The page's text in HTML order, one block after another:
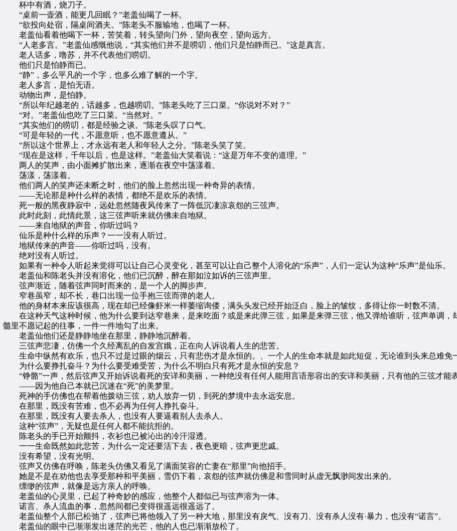
杯中有酒，烧刀子。
“桌前一壶酒，能更几回眠？”老盖仙喝了一杯。
“欲投向处宿，隔桌间酒夫。”陈老头不服输地，也喝了一杯。
老盖仙看着他喝下一杯，苦笑着，转头望向门外，望向夜空，望向远方。
“人老多言。”老盖仙感慨他说，“其实他们并不是唠叨，他们只是怕静而已。”这是真言。
老人话多，噜苏，并不代表他们唠叨。
他们只是怕静而已。
“静”，多么平凡的一个字，也多么难了解的一个字。
老人多言，是怕无语。
动物出声，是怕静。
“所以年纪越老的，话越多，也越唠叨。”陈老头吃了三口菜。“你说对不对？”
“对。”老盖仙也吃了三口菜。“当然对。”
“其实他们的唠叨，都是经验之谈。”陈老头叹了口气。
“可是年轻的一代，不愿意听，也不愿意遵从。”
“所以这个世界上，才永远有老人和年轻人之分。”陈老头笑了笑。
“现在是这样，千年以后，也是这样。”老盖仙大笑着说：“这是万年不变的道理。”
两人的笑声，由小面摊扩散出来，逐渐在夜空中荡漾着。
荡漾，荡漾着。
他们两人的笑声还未断之时，他们的脸上忽然出现一种奇异的表情。
——无论那是种什么样的表情，都绝不是欢乐的表情。
死一般的黑夜静寂中，远处忽然随夜风传来了一阵低沉凄凉哀怨的三弦声。
此时此刻，此情此景，这三弦声听来就仿佛未自地狱。
——来自地狱的声音，你听过吗？
仙乐是种什么样的乐声？一一没有人听过。
地狱传来的声音——你听过吗，没有。
绝对没有人听过。
如果有一种令人听起来觉得可以让自己心灵变化，甚至可以让自己整个人溶化的“乐声”，人们一定认为这种“乐声”是仙乐。
老盖仙和陈老头并没有溶化，他们已沉醉，醉在那如泣如诉的三弦声里。
弦声渐近，随着弦声同时而来的，是一个人的脚步声。
窄巷虽窄，却不长，巷口出现一位手抱三弦而弹的老人。
他的身材本来应该很高，现在却已经像虾米一样萎缩询偻，满头头发已经开始泛白，脸上的皱纹，多得让你一时数不清。
在这种天气这种时候，他为什么要到达窄巷来，是来吃面？或是来此弹三弦，如果是来弹三弦，他又弹给谁听，弦声单调，
髓里不愿记起的往事，一件一件地勾了出来。
老盖仙他们还是静静地坐在那里，静静地沉醉着。
三弦声悲凄，仿佛一个久经离乱的自发宫娥，正在向人诉说着人生的悲苦。
生命中纵然有欢乐，也只不过是过眼的烟云，只有悲伤才是永恒的。、一个人的生命本就是如此短促，无论谁到头来总难免
为什么要挣扎奋斗？为什么要受难受苦，为什么不明白只有死才是永恒的安息？
“铮骼”一声，然后弦声又开始诉说着死的安详和美丽，一种绝没有任何人能用言语形容出的安详和美丽，只有他的三弦才能表
——因为他自己本就已沉迷在“死”的美梦里。
死神的手仿佛也在帮着他拨动三弦，劝人放弃一切，到死的梦境中去永远安息。
在那里，既没有苦难，也不必再为任何人挣扎奋斗。
在那里，既没有人要去杀人，也没有人要逼着别人去杀人。
这种“弦声”，无疑也是任何人都不能抗拒的。
陈老头的手已开始颤抖，衣衫也已被沁出的冷汗湿透。
一一生命既然如此悲苦，为什么一定还要活下去，夜色更暗，弦声更悲戚。
没有希望，没有光明。
弦声又仿佛在呼唤，陈老头仿佛又看见了满面笑容的亡妻在“那里”向他招手。
她是不是在劝他也去享受那种和平美丽，雪仍下着，哀怨的弦声就仿佛是和雪同时从虚无飘渺间发出来的。
缥缈的弦声，就像是远方亲人的呼唤。
老盖仙的心灵里，已起了种奇妙的感应，他整个人都似已与弦声溶为一体。
诺言、杀人流血的事，忽然间都已变得很遥远很遥远了。
老盖仙整个人部已松弛了，弦声已将他领入了另一种大地，那里没有戾气、没有刀、没有杀人没有·暴力，也没有“诺言”。
老盖仙的眼中已渐渐发出迷茫的光芒，他的人也已渐渐放松了。